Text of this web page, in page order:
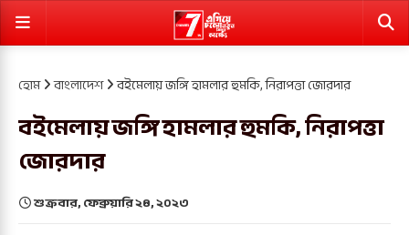
হোম বাংলাদেশ বইমেলায় জঙ্গি হামলার হুমকি, নিরাপত্তা জোরদার
বইমেলায় জঙ্গি হামলার হুমকি, নিরাপত্তা
জোরদার
শুক্রবার, ফেব্রুয়ারি ২৪, ২০২৩